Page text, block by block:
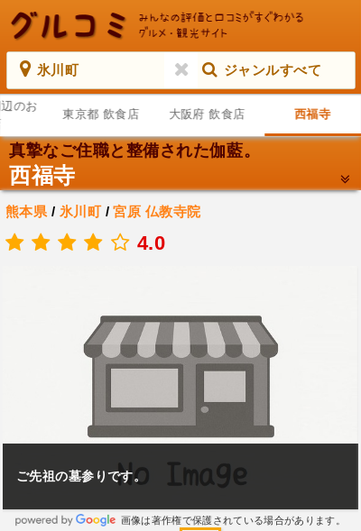
氷川町 ジャンルすべて
のお
東京都 飲食店 大阪府 飲食店 西福寺
真摯なご住職と整備された伽藍。
西福寺
熊本県 / 氷川町/宮原 仏教寺院
4.0
ご先祖の墓参りです。
画像は著作権で保護されている場合があります。